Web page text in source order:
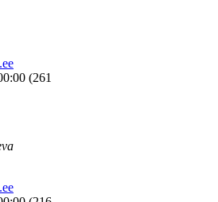
(261